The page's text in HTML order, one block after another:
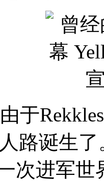
Rekkles
路诞生
次进军